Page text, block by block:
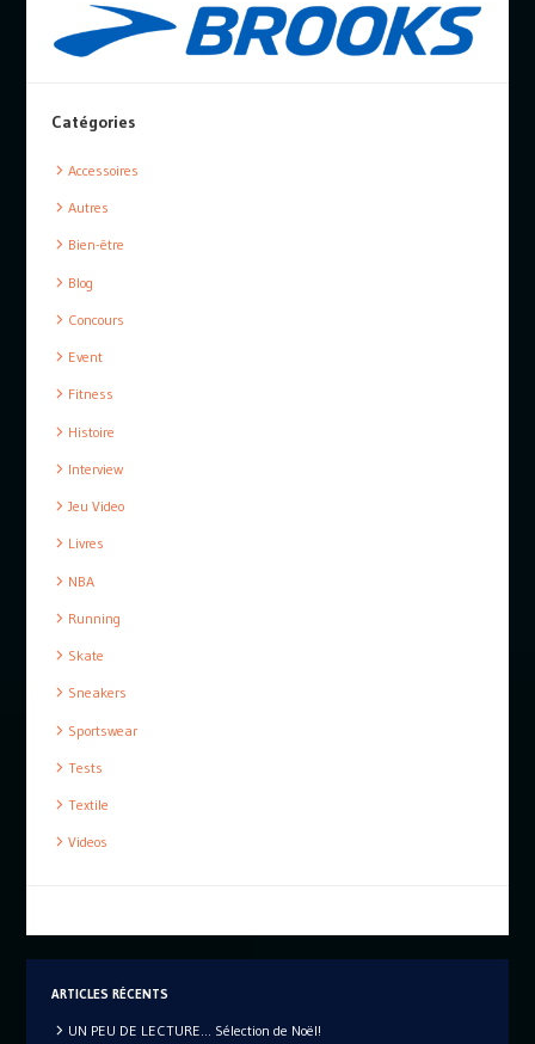
Catégories
Accessoires
Autres
Bien-être
Blog
Concours
Event
Fitness
Histoire
Interview
Jeu Video
Livres
NBA
Running
Skate
Sneakers
Sportswear
Tests
Textile
Videos
ARTICLES RÉCENTS
UN PEU DE LECTURE… Sélection de Noël!